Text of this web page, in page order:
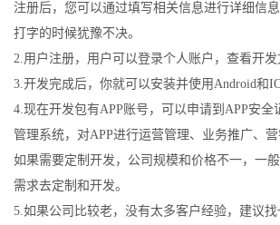
注册后，您可以通过填写相关信息进行详细信
打字的时候犹豫不决。
2.用户注册，用户可以登录个人账户，查看开发
3.开发完成后，你就可以安装并使用Android和
4.现在开发包有APP账号，可以申请到APP安全
管理系统，对APP进行运营管理、业务推广、营
如果需要定制开发，公司规模和价格不一，一
需求去定制和开发。
5.如果公司比较老，没有太多客户经验，建议找